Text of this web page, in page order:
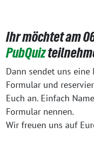
Ihr möchtet am
PubQuiz
Dann sendet uns eine
Formular und
Euch an. Einfach
Formular nennen.
Wir freuen uns auf